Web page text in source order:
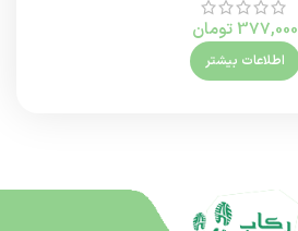
377,000 تومان
اطلاعات بیشتر